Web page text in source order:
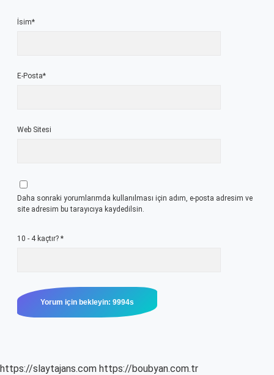
İsim*
E-Posta*
Web Sitesi
Daha sonraki yorumlarımda kullanılması için adım, e-posta adresim ve
site adresim bu tarayıcıya kaydedilsin.
10 - 4 kaçtır? *
https://slaytajans.com https://boubyan.com.tr